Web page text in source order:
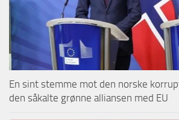
En sint stemme mot den norske
den såkalte grønne alliansen med EU